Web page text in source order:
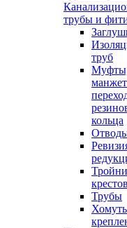
трубы и
труб
кольца
Трубы